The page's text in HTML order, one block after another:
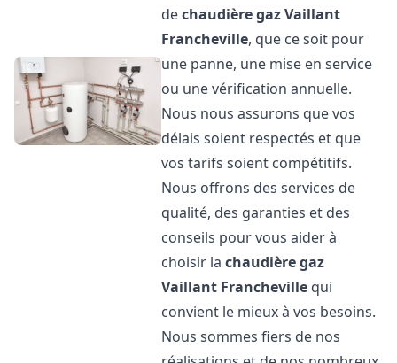
dechaudière gaz Vaillant
Francheville, que ce soit pour
une panne, une mise en service
ou une vérification annuelle.
Nous nous assurons que vos
délais soient respectés et que
vos tarifs soient compétitifs.
Nous offrons des services de
qualité, des garanties et des
conseils pour vous aider à
choisir lachaudière gaz
Vaillant Francheville qui
convient le mieux à vos besoins.
Nous sommes fiers de nos